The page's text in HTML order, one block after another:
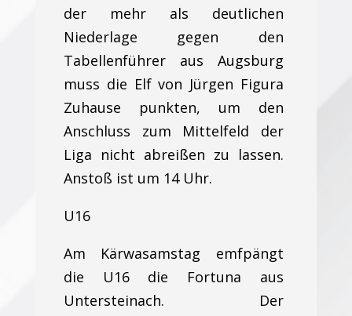
der mehr als deutlichen
Niederlage gegen den
Tabellenführer aus Augsburg
muss die Elf von Jürgen Figura
Zuhause punkten, um den
Anschluss zum Mittelfeld der
Liga nicht abreißen zu lassen.
Anstoß ist um 14 Uhr.
U16
Am Kärwasamstag emfpängt
die U16 die Fortuna aus
Untersteinach. Der